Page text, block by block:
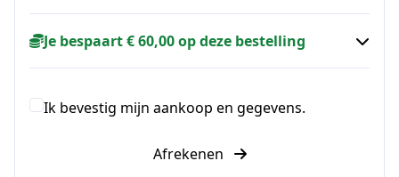
Je bespaart € 60,00 op deze bestelling
Ik bevestig mijn aankoop en gegevens.
Afrekenen